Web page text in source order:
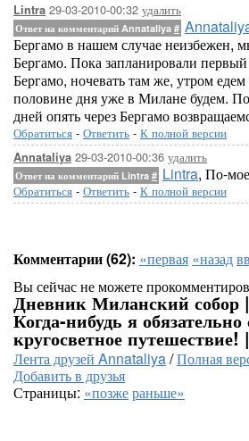
Lintra 29-03-2010-00:32 удалить
Ответ на комментарий Annataliya #
Бергамо в нашем случае неизбежен,
Бергамо. Пока запланировали
Бергамо, ночевать там же, утром
половине дня уже в Милане будем.
дней опять через Бергамо
Обратиться - Ответить - К полной версии
Annataliya 29-03-2010-00:36 удалить
Ответ на комментарий Lintra # Lintra, По-
Обратиться - Ответить - К полной версии
Комментарии (62): «первая «назад
Вы сейчас не можете
Дневник Миланский
Когда-нибудь я
кругосветное путешествие! |
Лента друзей Annataliya/Полная
Добавить в друзья
Страницы: «позжераньше»